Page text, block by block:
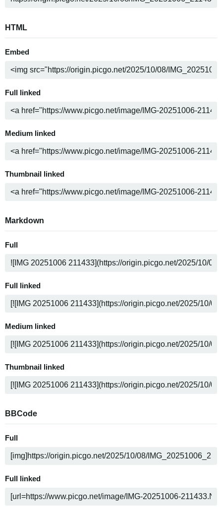
HTML
Embed
Full linked
Medium linked
Thumbnail linked
Markdown
Full
Full linked
Medium linked
Thumbnail linked
BBCode
Full
Full linked